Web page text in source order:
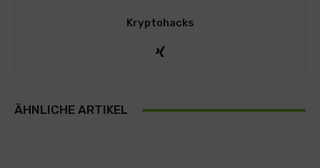
Kryptohacks
ÄHNLICHE ARTIKEL